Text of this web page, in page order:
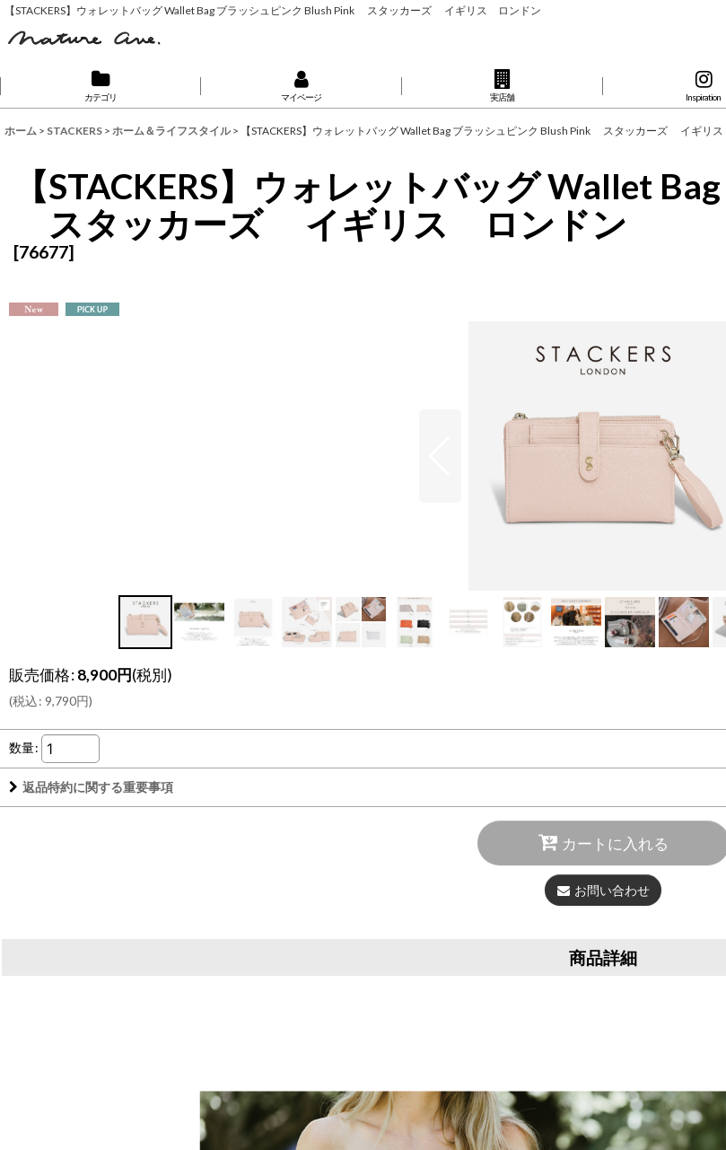
【STACKERS】ウォレットバッグ Wallet Bag ブラッシュピンク Blush Pink スタッカーズ イギリス ロンドン
カテゴリ マイページ 実店舗 Inspiration
ホーム > STACKERS > ホーム＆ライフスタイル > 【STACKERS】ウォレットバッグ Wallet Bag ブラッシュピンク Blush Pink スタッカーズ イギリ
【STACKERS】ウォレットバッグ Wallet
スタッカーズ イギリス ロンドン
[76677]
販売価格:8,900円(税別)
(税込: 9,790円)
数量:
返品特約に関する重要事項
カートに入れる
お問い合わせ
商品詳細